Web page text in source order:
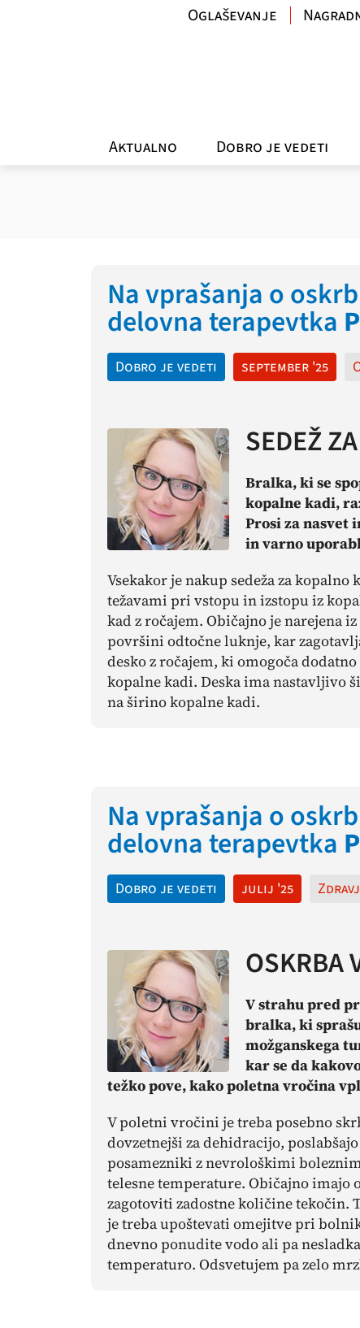
Aktualno Dobro je vedeti
Oglaševanje
Na vprašanja o
delovna terapevtka
Dobro je vedeti september '25
SEDEŽ
Bralka, ki se
kopalne kadi,
Prosi za nasvet
in varno
Vsekakor je nakup sedeža za
težavami pri vstopu in izstopu iz
kad z ročajem. Običajno je narejena
površini odtočne luknje, kar
desko z ročajem, ki omogoča
kopalne kadi. Deska ima nastavljivo
na širino kopalne kadi.
Na vprašanja o
delovna terapevtka
Dobro je vedeti julij '25
OSKRBA
V strahu pred
bralka, ki
možganskega
kar se da
težko pove, kako poletna vročina
V poletni vročini je treba posebno
dovzetnejši za dehidracijo,
posamezniki z nevrološkimi
telesne temperature. Običajno imajo
zagotoviti zadostne količine tekočin.
je treba upoštevati omejitve pri
dnevno ponudite vodo ali pa
temperaturo. Odsvetujem pa zelo